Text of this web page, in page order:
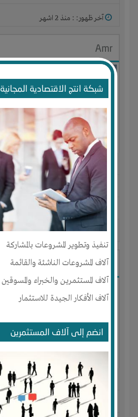
شبكة انتج الاقتصادية المجانية
تنفيذ وتطوير المشروعات بالمشاركة
آلاف المشروعات الناشئة والقائمة
آلاف المستثمرين والخبراء والمسوقين
آلاف الأفكار الجيدة للاستثمار
انضم إلى آلاف المستثمرين
آخر ظهور: : منذ 2 اشهر
Amr
الجنس : ذكر
لديـه : المال-الخبرات-الوقت
المكان :مصر-الإسكندرية ميامى
آخر ظهور: : منذ 3 اشهر
Ibrahim Mostafa
الجنس : ذكر
لديـه :المال علاقات